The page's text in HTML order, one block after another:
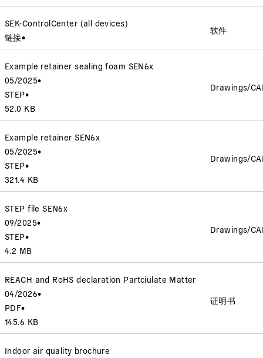
SEK-ControlCenter (all devices)
链接•
软件
Example retainer sealing foam SEN6x
05/2025•
STEP•
52.0 KB
Drawings/
Example retainer SEN6x
05/2025•
STEP•
321.4 KB
Drawings/
STEP file SEN6x
09/2025•
STEP•
4.2 MB
Drawings/
REACH and RoHS declaration Partciulate Matter
04/2026•
PDF•
145.6 KB
证明书
Indoor air quality brochure